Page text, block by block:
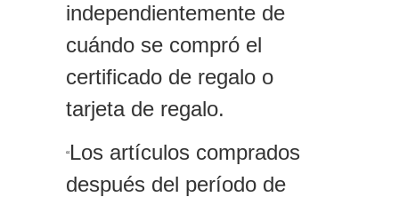
independientemente de
cuándo se compró el
certificado de regalo o
tarjeta de regalo.
“Los artículos comprados
después del período de